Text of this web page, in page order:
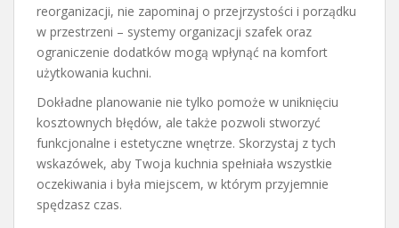
reorganizacji, nie zapominaj o przejrzystości i porządku
w przestrzeni – systemy organizacji szafek oraz
ograniczenie dodatków mogą wpłynąć na komfort
użytkowania kuchni.
Dokładne planowanie nie tylko pomoże w uniknięciu
kosztownych błędów, ale także pozwoli stworzyć
funkcjonalne i estetyczne wnętrze. Skorzystaj z tych
wskazówek, aby Twoja kuchnia spełniała wszystkie
oczekiwania i była miejscem, w którym przyjemnie
spędzasz czas.